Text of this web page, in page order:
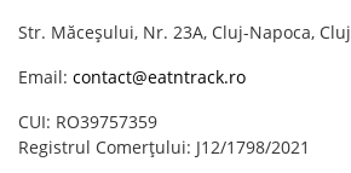
Str. Măceșului, Nr. 23A, Cluj-Napoca, Cluj
Email: contact@eatntrack.ro
CUI: RO39757359
Registrul Comerțului: J12/1798/2021